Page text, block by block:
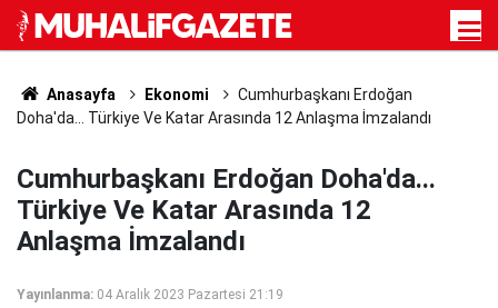
Anasayfa Ekonomi
Cumhurbaşkanı Erdoğan
Doha'da... Türkiye Ve Katar Arasında 12 Anlaşma İmzalandı
Cumhurbaşkanı Erdoğan Doha'da...
Türkiye Ve Katar Arasında 12
Anlaşma İmzalandı
Yayınlanma: 04 Aralık 2023 Pazartesi 21:19